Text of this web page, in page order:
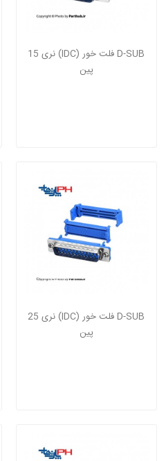
D-SUB فلت خور (IDC) نری 15
پین
D-SUB فلت خور (IDC) نری 25
پین